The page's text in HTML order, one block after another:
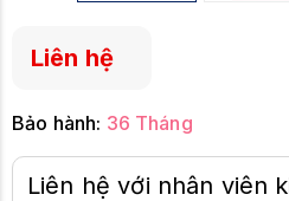
Liên hệ
Bảo hành: 36 Tháng
Liên hệ với nhân viên